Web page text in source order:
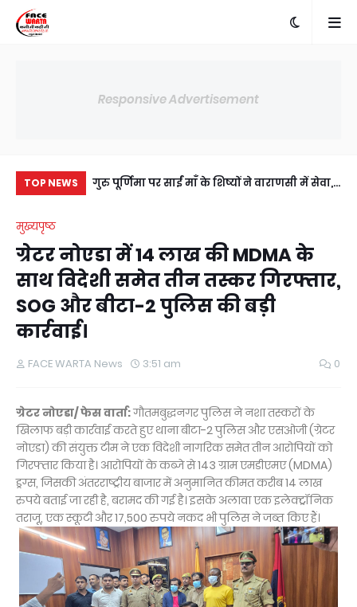
Responsive Advertisement
TOP NEWS
में अंसल गोल्फ
गुरु पूर्णिमा पर साईं माँ के शिष्यों ने वाराणसी में सेवा,
मुख्यपृष्ठ
ग्रेटर नोएडा में 14 लाख की MDMA के
साथ विदेशी समेत तीन तस्कर गिरफ्तार,
SOG और बीटा-2 पुलिस की बड़ी
कार्रवाई।
FACE WARTA News 3:51 am 0
ग्रेटर नोएडा/ फेस वार्ता:गौतमबुद्धनगर पुलिस ने नशा तस्करों के
खिलाफ बड़ी कार्रवाई करते हुए थाना बीटा-2 पुलिस और एसओजी (ग्रेटर
नोएडा) की संयुक्त टीम ने एक विदेशी नागरिक समेत तीन आरोपियों को
गिरफ्तार किया है। आरोपियों के कब्जे से 143 ग्राम एमडीएमए (MDMA)
ड्रग्स, जिसकी अंतरराष्ट्रीय बाजार में अनुमानित कीमत करीब 14 लाख
रुपये बताई जा रही है, बरामद की गई है। इसके अलावा एक इलेक्ट्रॉनिक
तराजू, एक स्कूटी और 17,500 रुपये नकद भी पुलिस ने जब्त किए हैं।